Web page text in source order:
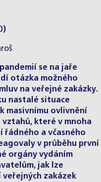
se na jaře
otázka možného
na veřejné zakázky.
nastalé situace
masivnímu ovlivnění
které v mnoha
a včasného
v průběhu první
orgány vydáním
jak lze
zakázek